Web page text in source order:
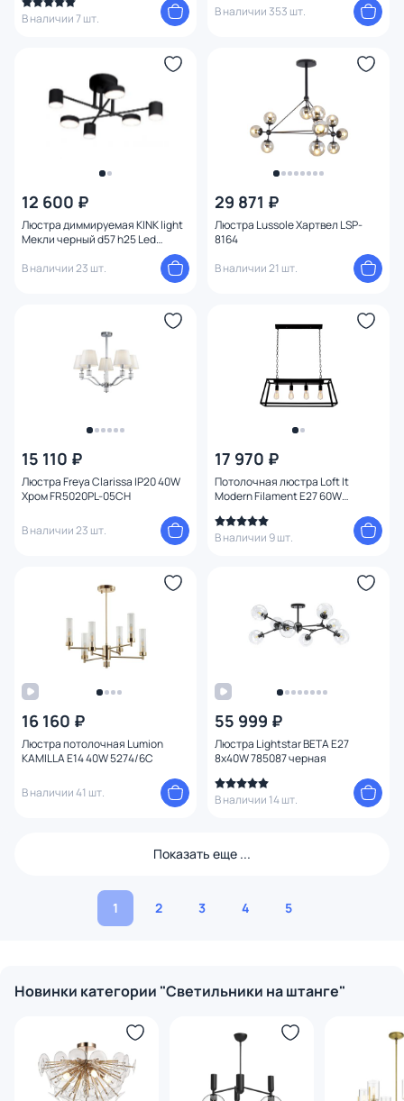
В наличии 7 шт. В наличии 353 шт.
12 600 ₽
Люстра диммируемая KINK light
Мекли черный d57 h25 Led
3*12W+3*16W (4000К) с пультом
ДУ 07649-6D,19(4000K)
В наличии 23 шт.
29 871 ₽
Люстра Lussole Хартвел LSP-
8164
В наличии 21 шт.
15 110 ₽
Люстра Freya Clarissa IP20 40W
Хром FR5020PL-05CH
В наличии 23 шт.
17 970 ₽
Потолочная люстра Loft It
Modern Filament E27 60W
В наличии 9 шт.
16 160 ₽
Люстра потолочная Lumion
KAMILLA E14 40W 5274/6C
В наличии 41 шт.
55 999 ₽
Люстра Lightstar BETA E27
8x40W 785087 черная
В наличии 14 шт.
Показать еще ...
1 2 3 4 5
Новинки категории "Светильники на штанге"